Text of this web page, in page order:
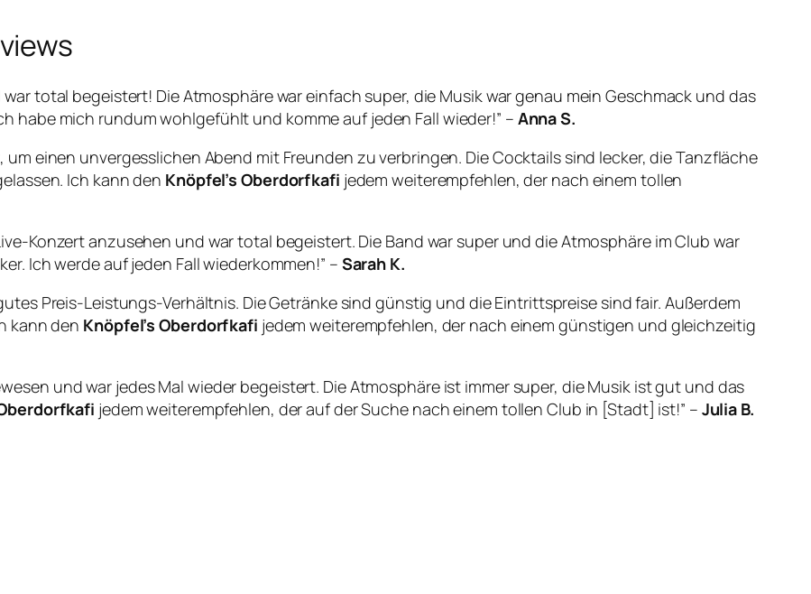
war total begeistert! Die Atmosphäre war einfach super, die Musik war genau mein Geschmack und das
habe mich rundum wohlgefühlt und komme auf jeden Fall wieder!” – Anna S.
um einen unvergesslichen Abend mit Freunden zu verbringen. Die Cocktails sind lecker, die Tanzfläche
Ich kann den Knöpfel’s Oberdorfkafi jedem weiterempfehlen, der nach einem tollen
Konzert anzusehen und war total begeistert. Die Band war super und die Atmosphäre im Club war
Ich werde auf jeden Fall wiederkommen!” – Sarah K.
Preis-Leistungs-Verhältnis. Die Getränke sind günstig und die Eintrittspreise sind fair. Außerdem
kann den Knöpfel’s Oberdorfkafi jedem weiterempfehlen, der nach einem günstigen und gleichzeitig
und war jedes Mal wieder begeistert. Die Atmosphäre ist immer super, die Musik ist gut und das
jedem weiterempfehlen, der auf der Suche nach einem tollen Club in [Stadt] ist!” – Julia B.